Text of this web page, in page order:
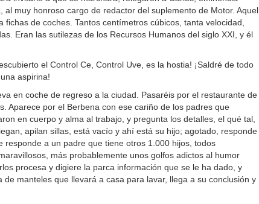
al muy honroso cargo de redactor del suplemento de Motor. Aquel
fichas de coches. Tantos centímetros cúbicos, tanta velocidad,
Eran las sutilezas de los Recursos Humanos del siglo XXI, y él
el Control Ce, Control Uve, es la hostia! ¡Saldré de todo
aspirina!
en coche de regreso a la ciudad. Pasaréis por el restaurante de
Aparece por el Berbena con ese cariño de los padres que
en cuerpo y alma al trabajo, y pregunta los detalles, el qué tal,
apilan sillas, está vacío y ahí está su hijo; agotado, responde
responde a un padre que tiene otros 1.000 hijos, todos
más probablemente unos golfos adictos al humor
procesa y digiere la parca información que se le ha dado, y
de manteles que llevará a casa para lavar, llega a su conclusión y